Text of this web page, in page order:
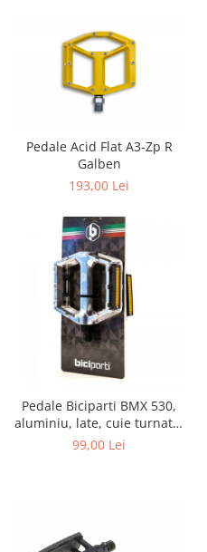
Pedale Acid Flat A3-Zp R
Galben
193,00 Lei
Pedale Biciparti BMX 530,
aluminiu, late, cuie turnate,
reflectorizante, argintiu,
99,00 Lei